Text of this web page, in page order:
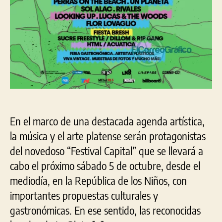
En el marco de una destacada agenda artística,
la música y el arte platense serán protagonistas
del novedoso “Festival Capital” que se llevará a
cabo el próximo sábado 5 de octubre, desde el
mediodía, en la República de los Niños, con
importantes propuestas culturales y
gastronómicas. En ese sentido, las reconocidas